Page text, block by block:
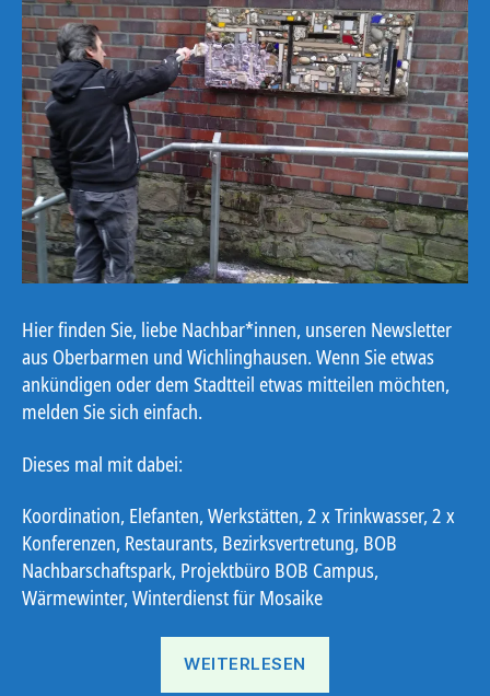
Hier finden Sie, liebe Nachbar*innen, unseren Newsletter
aus Oberbarmen und Wichlinghausen. Wenn Sie etwas
ankündigen oder dem Stadtteil etwas mitteilen möchten,
melden Sie sich einfach.
Dieses mal mit dabei:
Koordination, Elefanten, Werkstätten, 2 x Trinkwasser, 2 x
Konferenzen, Restaurants, Bezirksvertretung, BOB
Nachbarschaftspark, Projektbüro BOB Campus,
Wärmewinter, Winterdienst für Mosaike
WEITERLESEN